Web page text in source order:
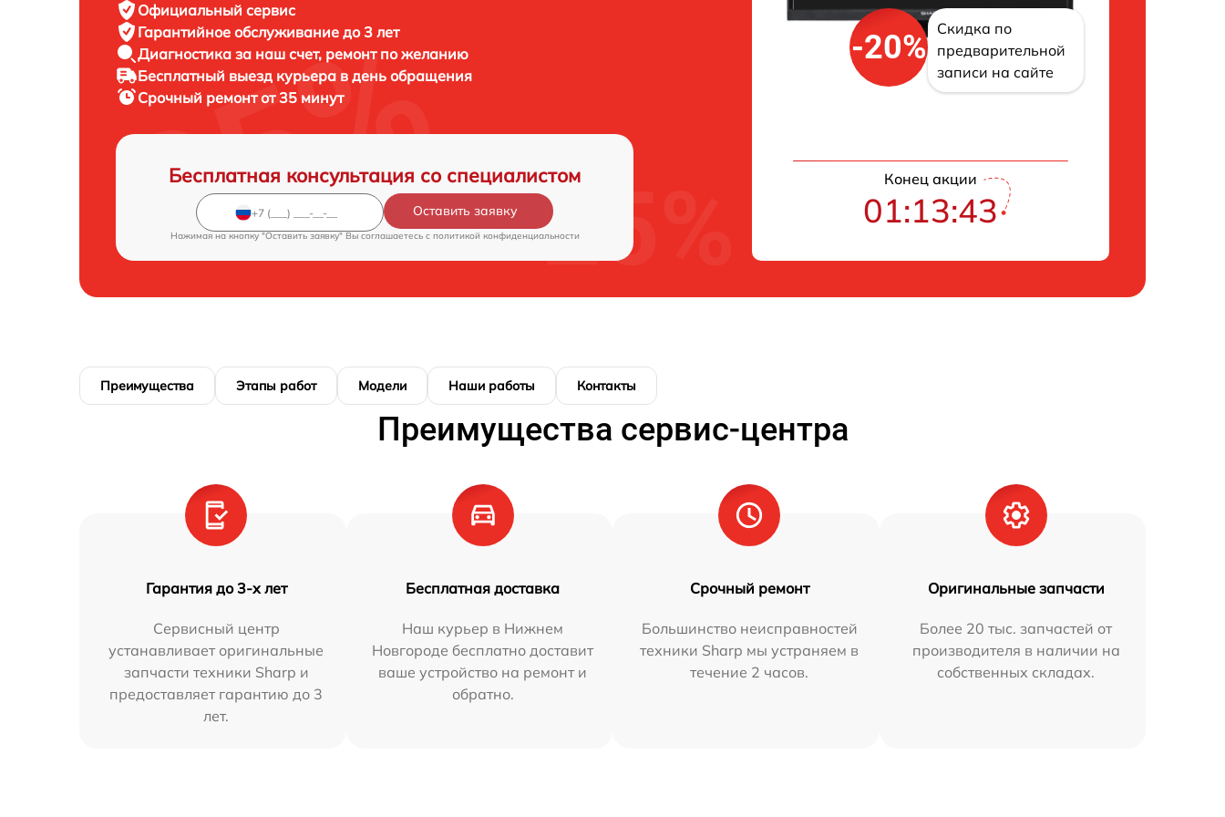
Официальный сервис
Гарантийное обслуживание до 3 лет
Диагностика за наш счет, ремонт по желанию
Бесплатный выезд курьера в день обращения
Срочный ремонтот 35 минут
Бесплатная консультация со специалистом
Оставить заявку
Нажимая на кнопку "Оставить заявку" Вы соглашаетесь c политикой конфиденциальности
-20%
Скидка по
предварительной
записи на сайте
Конец акции
01:13:43
Преимущества Этапы работ Модели Наши работы Контакты
Преимущества сервис-центра
Гарантия до 3-х лет
Сервисный центр
устанавливает оригинальные
запчасти техники Sharp и
предоставляет гарантию до 3
лет.
Бесплатная доставка
Наш курьер в Нижнем
Новгороде бесплатно доставит
ваше устройство на ремонт и
обратно.
Срочный ремонт
Большинство неисправностей
техники Sharp мы устраняем в
течение 2 часов.
Оригинальные запчасти
Более 20 тыс. запчастей от
производителя в наличии на
собственных складах.